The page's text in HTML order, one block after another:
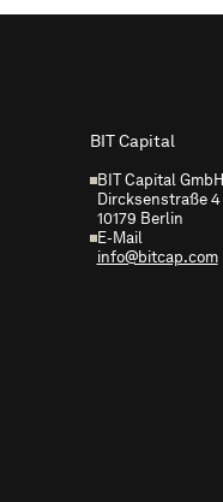
BIT Capital
BIT Capital GmbH
Dircksenstraße 4
10179 Berlin
E-Mail
info@bitcap.com